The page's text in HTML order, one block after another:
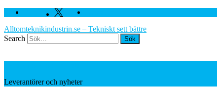
Facebook Twitter
Alltomteknikindustrin.se – Tekniskt sett bättre
Search
Leverantörer och nyheter